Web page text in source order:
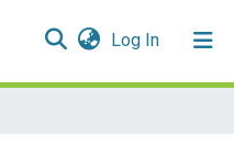
Log In(current)